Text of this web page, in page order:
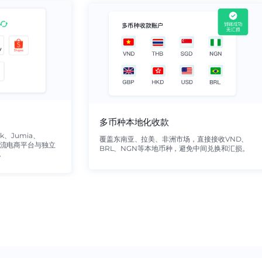
Jumia、
电商平台与独立
多币种本地化收款
覆盖东南亚、拉美、非洲市场，直接接收VND、
BRL、NGN等本地币种，避免中间兑换和汇损。